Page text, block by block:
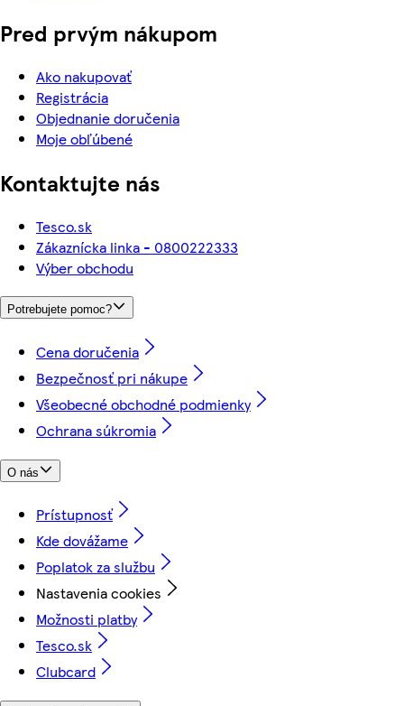
Pred prvým nákupom
Ako nakupovať
Registrácia
Objednanie doručenia
Moje obľúbené
Kontaktujte nás
Tesco.sk
Zákaznícka linka - 0800222333
Výber obchodu
Potrebujete pomoc?
Cena doručenia
Bezpečnosť pri nákupe
Všeobecné obchodné podmienky
Ochrana súkromia
O nás
Prístupnosť
Kde dovážame
Poplatok za službu
Nastavenia cookies
Možnosti platby
Tesco.sk
Clubcard